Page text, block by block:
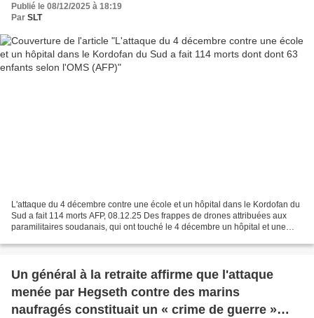
Publié le 08/12/2025 à 18:19
Par SLT
L'attaque du 4 décembre contre une école et un hôpital dans le Kordofan du
Sud a fait 114 morts AFP, 08.12.25 Des frappes de drones attribuées aux
paramilitaires soudanais, qui ont touché le 4 décembre un hôpital et une
Un général à la retraite affirme que l'attaque
menée par Hegseth contre des marins
naufragés constituait un « crime de guerre »